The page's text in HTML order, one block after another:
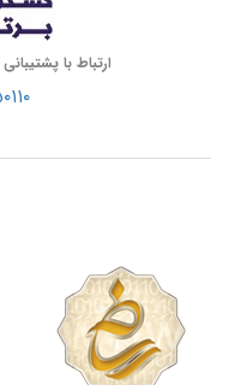
ارتباط با